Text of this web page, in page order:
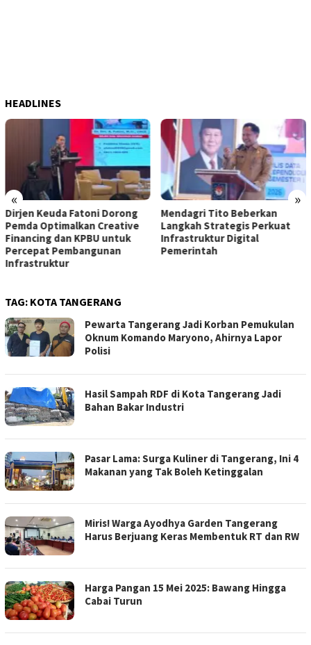
HEADLINES
« »
Dirjen Keuda Fatoni Dorong
Pemda Optimalkan Creative
Financing dan KPBU untuk
Percepat Pembangunan
Infrastruktur
Mendagri Tito Beberkan
Langkah Strategis Perkuat
Infrastruktur Digital
Pemerintah
TAG: KOTA TANGERANG
Pewarta Tangerang Jadi Korban Pemukulan
Oknum Komando Maryono, Ahirnya Lapor
Polisi
Hasil Sampah RDF di Kota Tangerang Jadi
Bahan Bakar Industri
Pasar Lama: Surga Kuliner di Tangerang, Ini 4
Makanan yang Tak Boleh Ketinggalan
Miris! Warga Ayodhya Garden Tangerang
Harus Berjuang Keras Membentuk RT dan RW
Harga Pangan 15 Mei 2025: Bawang Hingga
Cabai Turun